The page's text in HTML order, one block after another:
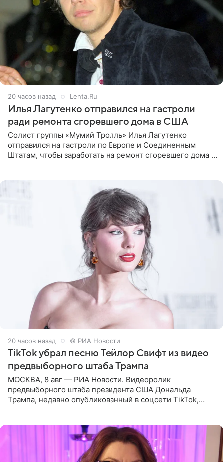
20 часов назад Lenta.Ru
Илья Лагутенко отправился на гастроли
ради ремонта сгоревшего дома в США
Солист группы «Мумий Тролль» Илья Лагутенко
отправился на гастроли по Европе и Соединенным
Штатам, чтобы заработать на ремонт сгоревшего дома в
20 часов назад © РИА Новости
TikTok убрал песню Тейлор Свифт из видео
предвыборного штаба Трампа
МОСКВА, 8 авг — РИА Новости. Видеоролик
предвыборного штаба президента США Дональда
Трампа, недавно опубликованный в соцсети TikTok,